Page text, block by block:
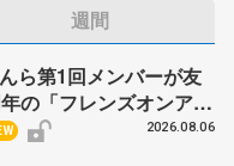
週間
ら第1回メンバーが友
の「フレンズオンアイ
さん、有川梨絵さん、
2026.08.06